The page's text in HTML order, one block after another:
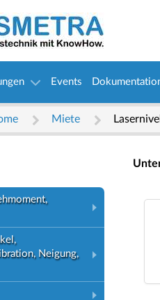
Events
Miete
Neigung,